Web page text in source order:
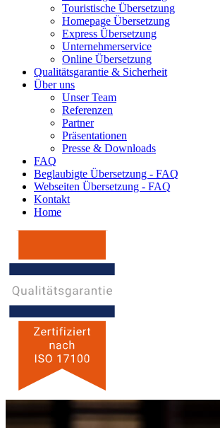
Touristische Übersetzung
Homepage Übersetzung
Express Übersetzung
Unternehmerservice
Online Übersetzung
Qualitätsgarantie & Sicherheit
Über uns
Unser Team
Referenzen
Partner
Präsentationen
Presse & Downloads
FAQ
Beglaubigte Übersetzung - FAQ
Webseiten Übersetzung - FAQ
Kontakt
Home